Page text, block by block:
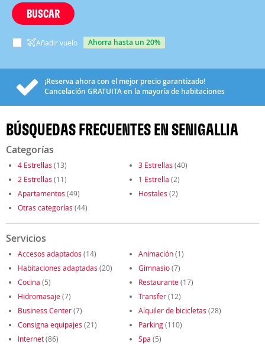
BUSCAR
Añadir vuelo ahorra hasta un 20%
¡Reserva ahora con el mejor precio garantizado!
Cancelación GRATUITAen la mayoría de habitaciones
BÚSQUEDAS FRECUENTES EN SENIGALLIA
Categorías
4 Estrellas (13) 3 Estrellas (40)
2 Estrellas (11) 1 Estrella (2)
Apartamentos (49) Hostales (2)
Otras categorías (44)
Servicios
Accesos adaptados (14) Animación(1)
Habitaciones adaptadas (20) Gimnasio(7)
Cocina (5) Restaurante(17)
Hidromasaje(7) Transfer(12)
Business Center(7) Alquiler de bicicletas (28)
Consigna equipajes (21) Parking(110)
Internet(86) Spa (5)